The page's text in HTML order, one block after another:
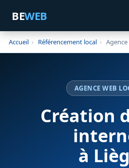
BEWEB
Accueil › Référencement local ›
AGENCE WEB
Création
à